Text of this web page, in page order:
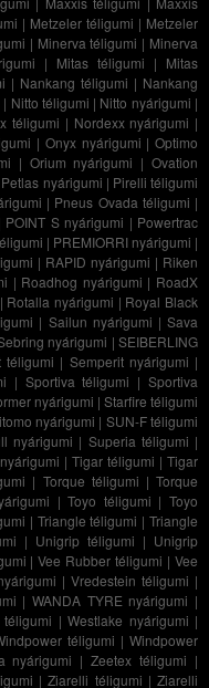
| Metzeler téligumi | Metzeler
| Minerva téligumi | Minerva
| Mitas téligumi | Mitas
| Nankang téligumi | Nankang
| Nitto téligumi | Nitto nyárigumi |
téligumi | Nordexx nyárigumi |
| Onyx nyárigumi | Optimo
| Orium nyárigumi |Ovation
Petlas nyárigumi | Pirelli téligumi
| Pneus Ovada téligumi |
POINT S nyárigumi | Powertrac
| PREMIORRI nyárigumi |
| RAPID nyárigumi | Riken
| Roadhog nyárigumi | RoadX
| Rotalla nyárigumi | Royal Black
| Sailun nyárigumi |Sava
nyárigumi |SEIBERLING
téligumi | Semperit nyárigumi |
| Sportiva téligumi |Sportiva
nyárigumi | Starfire téligumi
nyárigumi | SUN-F téligumi
nyárigumi | Superia téligumi |
| Tigar téligumi |Tigar
| Torque téligumi |Torque
|Toyo téligumi |Toyo
| Triangle téligumi |Triangle
| Unigrip téligumi | Unigrip
|Vee Rubber téligumi |Vee
|Vredestein téligumi |
| WANDA TYRE nyárigumi |
|Westlake nyárigumi |
téligumi | Windpower
nyárigumi |Zeetex téligumi |
|Ziarelli téligumi | Ziarelli